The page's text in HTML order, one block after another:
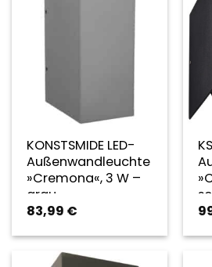
KONSTSMIDE LED-
Außenwandleuchte
»Cremona«, 3 W –
grau
83,99 €